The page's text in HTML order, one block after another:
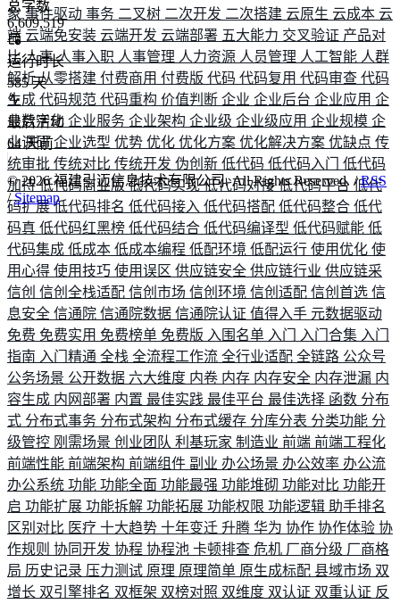
象 事件驱动 事务 二叉树 二次开发 二次搭建 云原生 云成本 云
端 云端免安装 云端开发 云端部署 五大能力 交叉验证 产品对
比人事人事入职 人事管理 人力资源 人员管理 人工智能 人群
解析从零搭建 付费商用 付费版 代码 代码复用 代码审查 代码
生成 代码规范 代码重构 价值判断 企业 企业后台 企业应用 企
业数字化 企业服务 企业架构 企业级 企业级应用 企业规模 企
业调研企业选型 优势 优化 优化方案 优化解决方案 优缺点 传
统审批 传统对比 传统开发 伪创新 低代码 低代码入门 低代码
加持低代码商业版低代码实现低代码对接低代码平台 低代
码扩展低代码排名 低代码接入 低代码搭配 低代码整合 低代
码真 低代码红黑榜 低代码结合 低代码编译型 低代码赋能 低
代码集成 低成本 低成本编程 低配环境 低配运行 使用优化 使
用心得 使用技巧 使用误区 供应链安全 供应链行业 供应链采
信创 信创全栈适配 信创市场 信创环境 信创适配 信创首选 信
息安全 信通院 信通院数据 信通院认证 值得入手 元数据驱动
免费 免费实用 免费榜单 免费版 入围名单 入门 入门合集 入门
指南 入门精通 全栈 全流程工作流 全行业适配 全链路 公众号
公务场景 公开数据 六大维度 内卷 内存 内存安全 内存泄漏 内
容生成 内网部署 内置 最佳实践 最佳平台 最佳选择 函数 分布
式 分布式事务 分布式架构 分布式缓存 分库分表 分类功能 分
级管控 刚需场景 创业团队 利基玩家 制造业 前端 前端工程化
前端性能 前端架构 前端组件 副业 办公场景 办公效率 办公流
办公系统 功能 功能全面 功能最强 功能堆砌 功能对比 功能开
启 功能扩展 功能拆解 功能拓展 功能权限 功能逻辑 助手排名
区别对比 医疗 十大趋势 十年变迁 升腾 华为 协作 协作体验 协
作规则 协同开发 协程 协程池 卡顿排查 危机 厂商分级 厂商格
局 历史记录 压力测试 原理 原理简单 原生成标配 县域市场 双
增长 双引擎排名 双框架 双榜对照 双维度 双认证 双重认证 反
总字数
6,609,519
运行时长
585 天
最后活动
64 天前
©2026福建引迈信息技术有限公司. All Rights Reserved. /RSS
/Sitemap